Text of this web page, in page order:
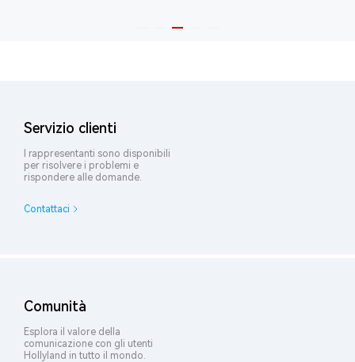
Servizio clienti
I rappresentanti sono disponibili
per risolvere i problemi e
rispondere alle domande.
Contattaci
Comunità
Esplora il valore della
comunicazione con gli utenti
Hollyland in tutto il mondo.